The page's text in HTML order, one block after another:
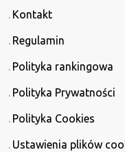
Kontakt
Regulamin
Polityka rankingowa
Polityka Prywatności
Polityka Cookies
Ustawienia plików